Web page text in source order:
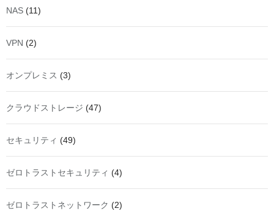
NAS (11)
VPN (2)
オンプレミス (3)
クラウドストレージ (47)
セキュリティ (49)
ゼロトラストセキュリティ (4)
ゼロトラストネットワーク (2)